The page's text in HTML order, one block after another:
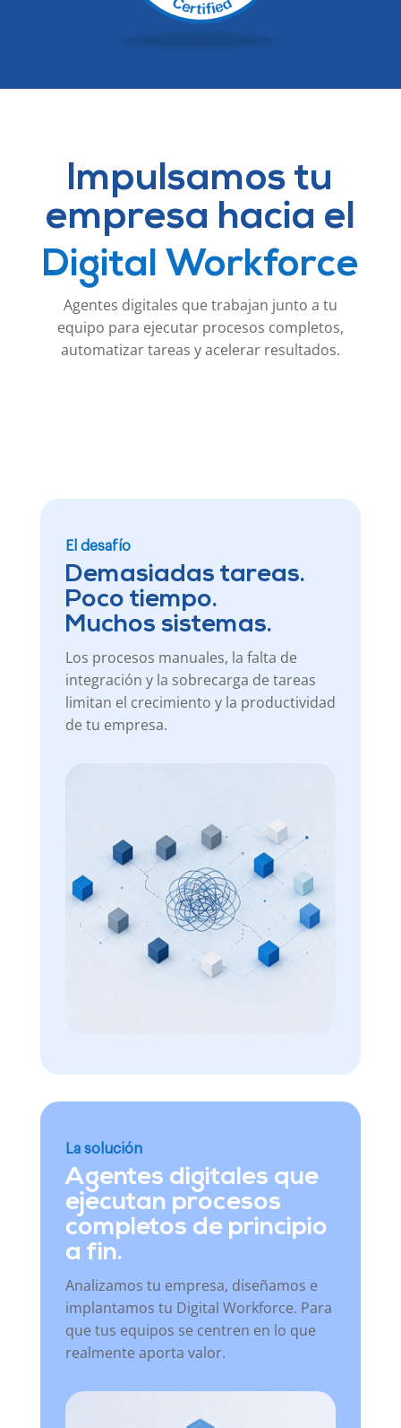
Impulsamos tu
empresa hacia el
Digital Workforce
Agentes digitales que trabajan junto a tu
equipo para ejecutar procesos completos,
automatizar tareas y acelerar resultados.
El desafío
Demasiadas tareas.
Poco tiempo.
Muchos sistemas.
Los procesos manuales, la falta de
integración y la sobrecarga de tareas
limitan el crecimiento y la productividad
de tu empresa.
La solución
Agentes digitales que
ejecutan procesos
completos de principio
a fin.
Analizamos tu empresa, diseñamos e
implantamos tu Digital Workforce. Para
que tus equipos se centren en lo que
realmente aporta valor.